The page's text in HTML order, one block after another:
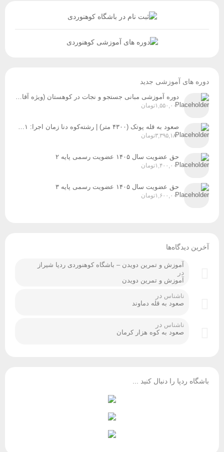
دوره های آموزشی جدید
دوره آموزشی مبانی جستجو و نجات در کوهستان (ویژه آقایان و بانوان) زمان برگزاری: پنج‌شنبه و جمعه، ۸ و ۹ مردادماه
تومان ۱,۵۵۰,۰۰۰
صعود به قله پوتک (۴۳۰۰ متر) | رشته‌کوه دنا زمان اجرا: ۳۱ تیر، ۱ و ۲ مردادماه ۱۴۰۵
تومان ۳,۳۹۵,۱۸۰
حق عضویت سال ۱۴۰۵ عضویت رسمی پایه ۲
تومان ۱,۴۰۰,۰۰۰
حق عضویت سال ۱۴۰۵ عضویت رسمی پایه ۳
تومان ۱,۶۰۰,۰۰۰
آخرین دیدگاه‌ها
آموزش و تمرین دویدن – باشگاه کوهنوردی ردپا شیراز
آموزش و تمرین دویدن
ناشناسدر
صعود به قله دماوند
ناشناسدر
صعود به کوه هزار کرمان
باشگاه ردپا را دنبال کنید ...